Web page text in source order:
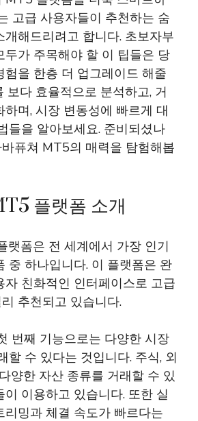
고급 사용자들이 추천하는 숨
개해드리려고 합니다. 초보자부
두가 주목해야 할 이 팁들은 당
험을 한층 더 업그레이드 해줄
보다 효율적으로 분석하고, 거
하며, 시장 변동성에 빠르게 대
들을 알아보세요. 준비되셨나
퓨쳐 MT5의 매력을 탐험해봅
플랫폼 소개
랫폼은 전 세계에서 가장 인기
중 하나입니다. 이 플랫폼은 완
자 친화적인 인터페이스로 고급
추천되고 있습니다.
번째 기능으로는 다양한 시장
할 수 있다는 것입니다. 주식, 외
양한 자산 종류를 거래할 수 있
이 이용하고 있습니다. 또한 실
리밍과 체결 속도가 빠르다는